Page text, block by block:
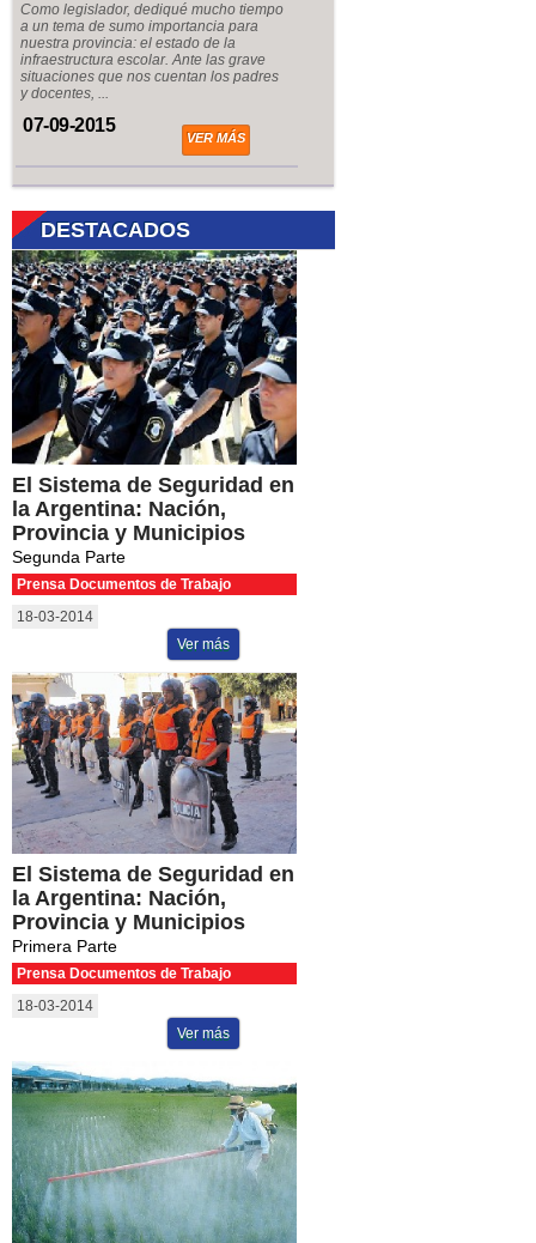
Como legislador, dediqué mucho tiempo
a un tema de sumo importancia para
nuestra provincia: el estado de la
infraestructura escolar. Ante las grave
situaciones que nos cuentan los padres
y docentes, ...
07-09-2015
VER MÁS
DESTACADOS
El Sistema de Seguridad en
la Argentina: Nación,
Provincia y Municipios
Segunda Parte
Prensa Documentos de Trabajo
18-03-2014
Ver más
El Sistema de Seguridad en
la Argentina: Nación,
Provincia y Municipios
Primera Parte
Prensa Documentos de Trabajo
18-03-2014
Ver más